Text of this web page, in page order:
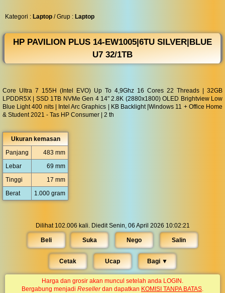
Kategori : Laptop / Grup : Laptop
HP PAVILION PLUS 14-EW1005|6TU SILVER|BLUE
U7 32/1TB
Core Ultra 7 155H (Intel EVO) Up To 4,9Ghz 16 Cores 22 Threads | 32GB
LPDDR5X | SSD 1TB NVMe Gen 4 14" 2.8K (2880x1800) OLED Brightview Low
Blue Light 400 nits | Intel Arc Graphics | KB Backlight |Windows 11 + Office Home
& Student 2021 - Tas HP Consumer | 2 th
Ukuran kemasan
Panjang
483 mm
Lebar
69 mm
Tinggi
17 mm
Berat
1.000 gram
Dilihat 102.006 kali. Diedit Senin, 06 April 2026 10:02:21
Beli Suka Nego Salin
Cetak Ucap Bagi ▼︎
Harga dan grosir akan muncul setelah anda LOGIN.
Bergabung menjadi Resellerdan dapatkan KOMISI TANPA BATAS.